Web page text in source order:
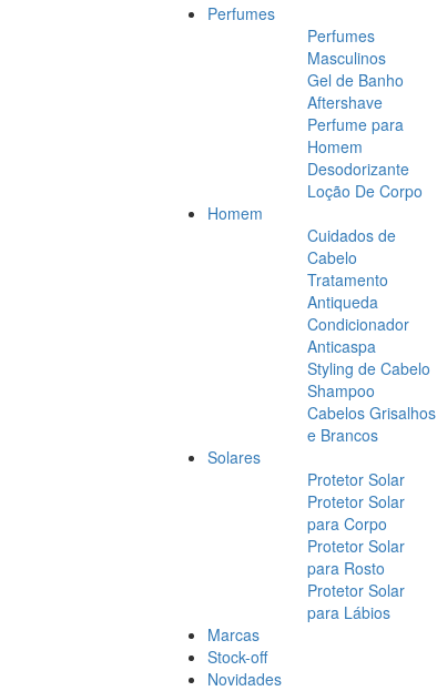
Perfumes
Perfumes
Masculinos
Gel de Banho
Aftershave
Perfume para
Homem
Desodorizante
Loção De Corpo
Homem
Cuidados de
Cabelo
Tratamento
Antiqueda
Condicionador
Anticaspa
Styling de Cabelo
Shampoo
Cabelos Grisalhos
e Brancos
Solares
Protetor Solar
Protetor Solar
para Corpo
Protetor Solar
para Rosto
Protetor Solar
para Lábios
Marcas
Stock-off
Novidades